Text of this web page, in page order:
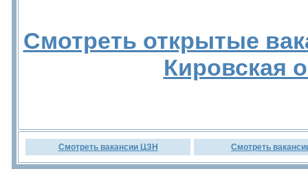
Смотреть открытые
Кировская
Смотреть вакансии ЦЗН Смотреть